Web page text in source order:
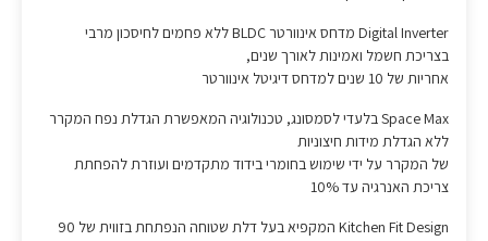
Digital Inverter מדחס אינוורטר BLDC ללא פחמים לחיסכון מרבי
בצריכת חשמל ואמינות לאורך שנים,
אחריות של 10 שנים למדחס דיגיטל אינוורטר
Space Max בלעדי לסמסונג, טכנולוגיה המאפשרת הגדלת נפח המקרר
ללא הגדלת מידות חיצוניות
של המקרר על ידי שימוש בחומרי בידוד מתקדמים ועוזרת להפחתת
צריכת האנרגיה עד 10%
Kitchen Fit Design המקפיא בעל דלת שטוחה הנפתחת בזווית של 90